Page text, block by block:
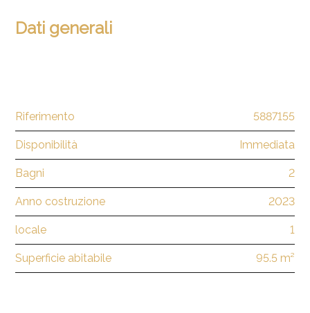
Dati generali
Riferimento 5887155
Disponibilità Immediata
Bagni 2
Anno costruzione 2023
locale 1
Superficie abitabile 95.5 m²